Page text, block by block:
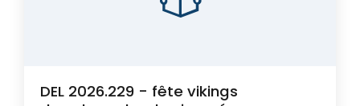
DEL 2026.229 - fête vikings